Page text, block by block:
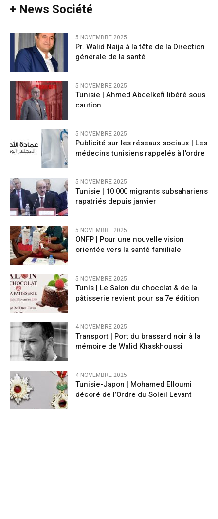
+ News Société
5 NOVEMBRE 2025
Pr. Walid Naija à la tête de la Direction
générale de la santé
5 NOVEMBRE 2025
Tunisie | Ahmed Abdelkefi libéré sous
caution
5 NOVEMBRE 2025
Publicité sur les réseaux sociaux | Les
médecins tunisiens rappelés à l’ordre
5 NOVEMBRE 2025
Tunisie | 10 000 migrants subsahariens
rapatriés depuis janvier
5 NOVEMBRE 2025
ONFP | Pour une nouvelle vision
orientée vers la santé familiale
5 NOVEMBRE 2025
Tunis | Le Salon du chocolat & de la
pâtisserie revient pour sa 7e édition
4 NOVEMBRE 2025
Transport | Port du brassard noir à la
mémoire de Walid Khaskhoussi
4 NOVEMBRE 2025
Tunisie-Japon | Mohamed Elloumi
décoré de l’Ordre du Soleil Levant